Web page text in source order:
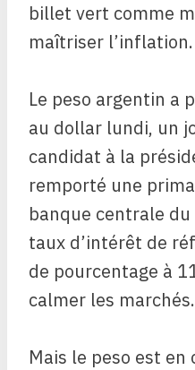
billet vert comme
maîtriser l’inflation.
Le peso argentin a
au dollar lundi, un
candidat à la
remporté une
banque centrale
taux d’intérêt de
de pourcentage à
calmer les marchés.
Mais le peso est